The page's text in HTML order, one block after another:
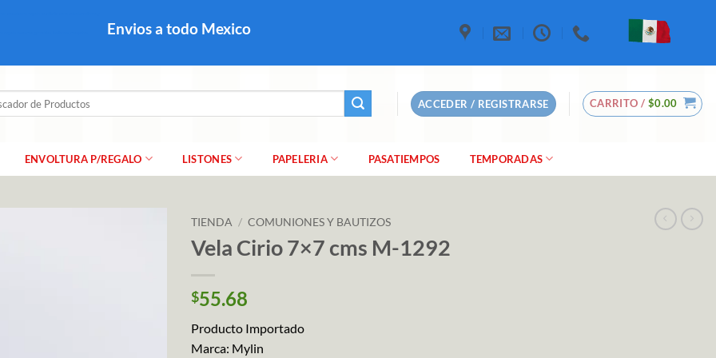
Envios a todo Mexico
ACCEDER / REGISTRARSE CARRITO / $0.00
ENVOLTURA P/REGALO LISTONES PAPELERIA PASATIEMPOS TEMPORADAS
TIENDA / COMUNIONES Y BAUTIZOS
Vela Cirio 7×7 cms M-1292
$55.68
Producto Importado
Marca: Mylin